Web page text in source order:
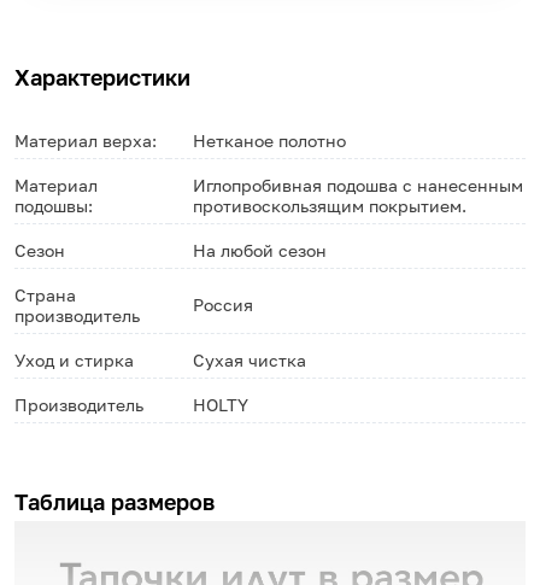
Характеристики
Материал верха: Нетканое полотно
Материал
подошвы:
Иглопробивная подошва с нанесенным
противоскользящим покрытием.
Сезон На любой сезон
Страна
производитель
Россия
Уход и стирка Сухая чистка
Производитель HOLTY
Таблица размеров